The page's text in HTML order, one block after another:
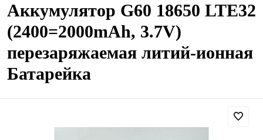
Аккумулятор G60 18650 LTE32
(2400=2000mAh, 3.7V)
перезаряжаемая литий-ионная
Батарейка